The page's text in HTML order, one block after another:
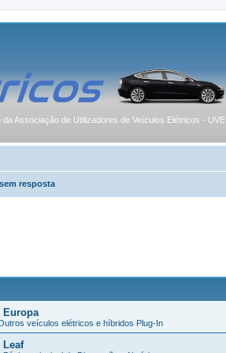
Associação de Utilizadores de Veículos Elétricos - UVE
resposta
Europa
veículos elétricos e híbridos Plug-In
Leaf